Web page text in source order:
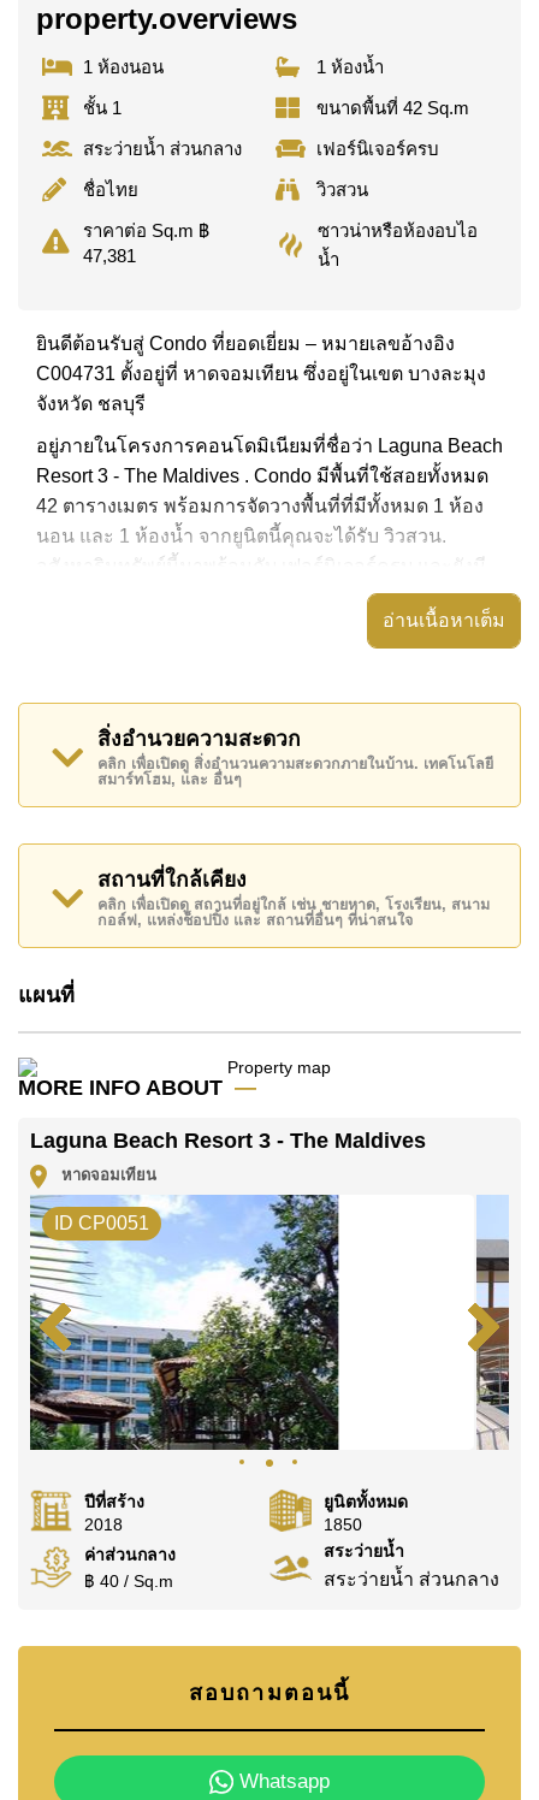
property.overviews
1 ห้องนอน
1 ห้องน้ำ
ชั้น 1
ขนาดพื้นที่ 42 Sq.m
สระว่ายน้ำ ส่วนกลาง
เฟอร์นิเจอร์ครบ
ชื่อไทย
วิวสวน
ราคาต่อ Sq.m ฿
47,381
ซาวน่าหรือห้องอบไอ
น้ำ
ยินดีต้อนรับสู่ Condo ที่ยอดเยี่ยม – หมายเลขอ้างอิง
C004731 ตั้งอยู่ที่ หาดจอมเทียน ซึ่งอยู่ในเขต บางละมุง
จังหวัด ชลบุรี
อยู่ภายในโครงการคอนโดมิเนียมที่ชื่อว่า Laguna Beach
Resort 3 - The Maldives . Condo มีพื้นที่ใช้สอยทั้งหมด
42 ตารางเมตร พร้อมการจัดวางพื้นที่ที่มีทั้งหมด 1 ห้อง
นอน และ 1 ห้องน้ำ จากยูนิตนี้คุณจะได้รับ วิวสวน.
อสังหาริมทรัพย์นี้มาพร้อมกับ เฟอร์นิเจอร์ครบ และยังมี
สิ่งอำนวยความสะดวก ได้แก่ มีระเบียง, เครื่องปรับ
Laguna Beach Resort 3 - The Maldives มีสิ่งอำนวย
ความสะดวกส่วนกลาง ได้แก่ สไลเดอร์, ฟิสเนส, ห้อง
เกมส์, ซาวน่าหรือห้องอบไอน้ำ
สถานที่สำคัญใกล้ Laguna Beach Resort 3 - The
Maldives ได้แก่: เดินทางไปชายหาดได้ง่าย, ไกล้เคียงรถ
ประจำทาง , พัทยาปาร์ค, อันเดอร์วอเตอร์ เวิลด์ , ,
รพ.กรุงเทพจอมเทียน
อสังหาริมทรัพย์นี้มีไว้สำหรับขายในราคา ฿ 1,990,000
บาท คิดเป็น ฿ 47,381 บาทต่อตารางเมตร และยังมีให้เช่า
ในราคา ฿ 13,000 บาท
โฆษณาเป็นราคาสำหรับสัญญาเช่า 1 ปี และต้องวางเงิน
โฉนดที่ดินของอสังหาริมทรัพย์นี้อยู่ภายใต้กรรมสิทธิ์ ชื่อ
ไทย
ค้นพบโอกาสในการทำให้ที่อยู่อาศัยนี้เป็นบ้านในฝันของ
คุณ!
ติดต่อ Cornerstone Real Estate โทร +6638411250
หรือ อีเมลinfo@cornerstone.co.th
WhatsApp ของสำนักงาน:+66807945904
และ LINE:
@cornerstonepattaya
อ่านเนื้อหาเต็ม
สิ่งอำนวยความสะดวก
คลิก เพื่อเปิดดู สิ่งอำนวนความสะดวกภายในบ้าน. เทคโนโลยี
สมาร์ทโฮม, และ อื่นๆ
สถานที่ใกล้เคียง
คลิก เพื่อเปิดดู สถานที่อยู่ใกล้ เช่น ชายหาด, โรงเรียน, สนาม
กอล์ฟ, แหล่งช็อปปิ้ง และ สถานที่อื่นๆ ที่น่าสนใจ
แผนที่
MORE INFO ABOUT
Laguna Beach Resort 3 - The Maldives
หาดจอมเทียน
ID CP0051
ปีที่สร้าง
2018
ยูนิตทั้งหมด
1850
ค่าส่วนกลาง
฿ 40 / Sq.m
สระว่ายน้ำ
สระว่ายน้ำ ส่วนกลาง
สอบถามตอนนี้
Whatsapp